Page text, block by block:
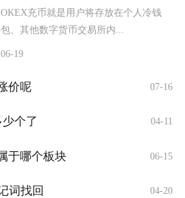
OKEX充币就是用户将存放在个人冷钱
包、其他数字货币交易所内...
06-19
价呢 07-16
个了 04-11
于哪个板块 06-15
词找回 04-20